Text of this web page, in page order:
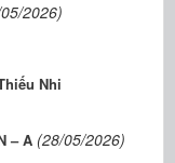
2026)
Nhi
– A (28/05/2026)